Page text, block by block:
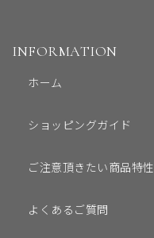
INFORMATION
ホーム
ショッピングガイド
ご注意頂きたい商品特性
よくあるご質問